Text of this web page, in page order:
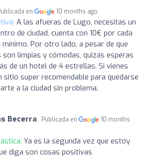
en 10 months ago
A las afueras de Lugo, necesitas un
de ciudad, cuenta con 10€ por cada
Por otro lado, a pesar de que
son limpias y cómodas, quizás esperas
de un hotel de 4 estrellas. Si vienes
sitio super recomendable para quedarse
a la ciudad sin problema.
Becerra Publicada en
10 months
Ya es la segunda vez que estoy
diga son cosas positivas